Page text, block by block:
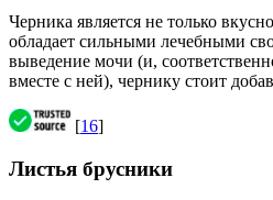
Черника является не только
обладает сильными лечебными
выведение мочи (и,
вместе с ней), чернику стоит
[16]
Листья брусники